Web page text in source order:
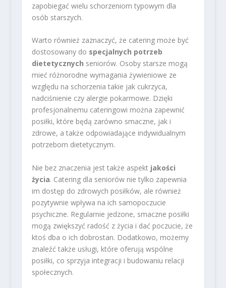
zapobiegać wielu schorzeniom typowym dla
osób starszych.
Warto również zaznaczyć, że catering może być
dostosowany do specjalnych potrzeb
dietetycznych seniorów. Osoby starsze mogą
mieć różnorodne wymagania żywieniowe ze
względu na schorzenia takie jak cukrzyca,
nadciśnienie czy alergie pokarmowe. Dzięki
profesjonalnemu cateringowi można zapewnić
posiłki, które będą zarówno smaczne, jak i
zdrowe, a także odpowiadające indywidualnym
potrzebom dietetycznym.
Nie bez znaczenia jest także aspekt jakości
życia. Catering dla seniorów nie tylko zapewnia
im dostęp do zdrowych posiłków, ale również
pozytywnie wpływa na ich samopoczucie
psychiczne. Regularnie jedzone, smaczne posiłki
mogą zwiększyć radość z życia i dać poczucie, że
ktoś dba o ich dobrostan. Dodatkowo, możemy
znaleźć także usługi, które oferują wspólne
posiłki, co sprzyja integracji i budowaniu relacji
społecznych.